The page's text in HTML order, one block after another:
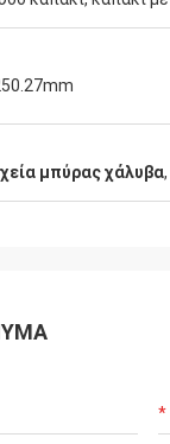
μπύρας χάλυβα,